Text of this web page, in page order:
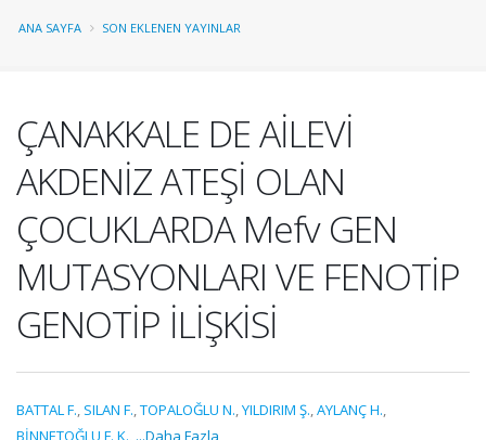
ANA SAYFA SON EKLENEN YAYINLAR
ÇANAKKALE DE AİLEVİ
AKDENİZ ATEŞİ OLAN
ÇOCUKLARDA Mefv GEN
MUTASYONLARI VE FENOTİP
GENOTİP İLİŞKİSİ
BATTAL F., SILAN F.,TOPALOĞLU N.,YILDIRIM Ş.,AYLANÇ H.,
BİNNETOĞLU F. K., ...Daha Fazla